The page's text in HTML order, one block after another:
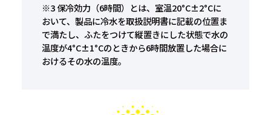
※3 保冷効力（6時間）とは、室温20°C±2°Cに
おいて、製品に冷水を取扱説明書に記載の位置ま
で満たし、ふたをつけて縦置きにした状態で水の
温度が4°C±1°Cのときから6時間放置した場合に
おけるその水の温度。